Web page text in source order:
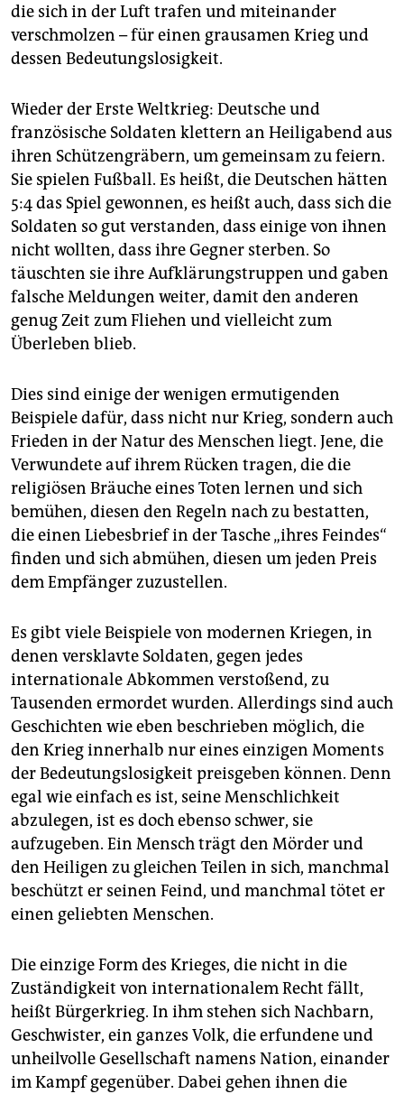
die sich in der Luft trafen und miteinander
verschmolzen – für einen grausamen Krieg und
dessen Bedeutungslosigkeit.
Wieder der Erste Weltkrieg: Deutsche und
französische Soldaten klettern an Heiligabend aus
ihren Schützengräbern, um gemeinsam zu feiern.
Sie spielen Fußball. Es heißt, die Deutschen hätten
5:4 das Spiel gewonnen, es heißt auch, dass sich die
Soldaten so gut verstanden, dass einige von ihnen
nicht wollten, dass ihre Gegner sterben. So
täuschten sie ihre Aufklärungstruppen und gaben
falsche ­Meldungen weiter, damit den anderen
genug Zeit zum Fliehen und vielleicht zum
Überleben blieb.
Dies sind einige der wenigen ermutigenden
Beispiele dafür, dass nicht nur Krieg, sondern auch
Frieden in der Natur des Menschen liegt. Jene, die
Verwundete auf ihrem Rücken tragen, die die
religiösen Bräuche eines Toten lernen und sich
bemühen, diesen den Regeln nach zu bestatten,
die einen Liebesbrief in der Tasche „ihres Feindes“
finden und sich abmühen, diesen um jeden Preis
dem Empfänger zuzustellen.
Es gibt viele Beispiele von modernen Kriegen, in
denen versklavte Soldaten, gegen jedes
internationale Abkommen verstoßend, zu
Tausenden ermordet wurden. Allerdings sind auch
Geschichten wie eben beschrieben möglich, die
den Krieg innerhalb nur eines einzigen Moments
der Bedeutungslosigkeit preisgeben können. Denn
egal wie einfach es ist, seine Menschlichkeit
abzulegen, ist es doch ebenso schwer, sie
aufzugeben. Ein Mensch trägt den Mörder und
den Heiligen zu gleichen Teilen in sich, manchmal
beschützt er seinen Feind, und manchmal tötet er
einen geliebten Menschen.
Die einzige Form des Krieges, die nicht in die
Zuständigkeit von internationalem Recht fällt,
heißt Bürgerkrieg. In ihm stehen sich Nachbarn,
Geschwister, ein ganzes Volk, die erfundene und
unheilvolle Gesellschaft namens Nation, einander
im Kampf gegenüber. Dabei gehen ihnen die